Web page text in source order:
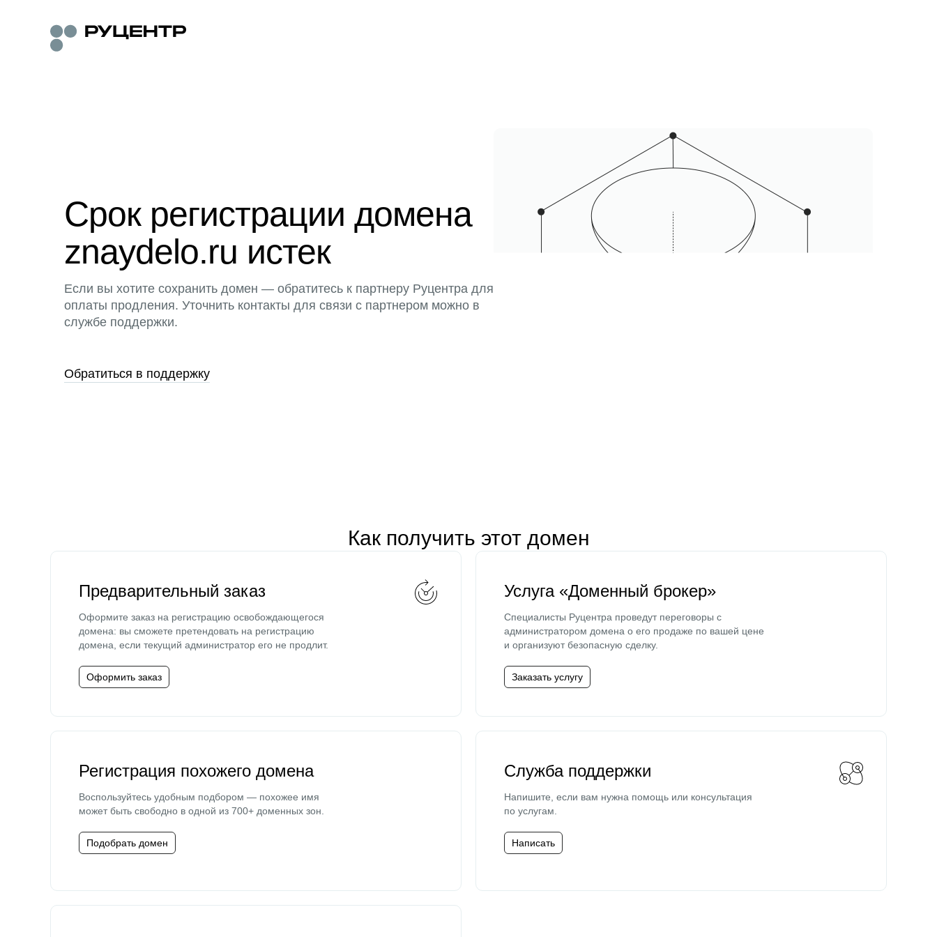
Срок регистрации домена
znaydelo.ru истек
Если вы хотите сохранить домен — обратитесь к партнеру Руцентра для
оплаты продления. Уточнить контакты для связи с партнером можно в
службе поддержки.
Обратиться в поддержку
Как получить этот домен
Предварительный заказ
Оформите заказ на регистрацию освобождающегося
домена: вы сможете претендовать на регистрацию
домена, если текущий администратор его не продлит.
Оформить заказ
Услуга «Доменный брокер»
Специалисты Руцентра проведут переговоры с
администратором домена о его продаже по вашей цене
и организуют безопасную сделку.
Заказать услугу
Регистрация похожего домена
Воспользуйтесь удобным подбором — похожее имя
может быть свободно в одной из 700+ доменных зон.
Подобрать домен
Служба поддержки
Напишите, если вам нужна помощь или консультация
по услугам.
Написать